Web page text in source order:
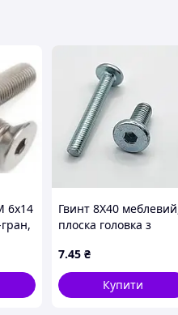
6х14
Гвинт 8Х40
плоска головка з
оцинкованій INB S5
7.45 ₴
Купити